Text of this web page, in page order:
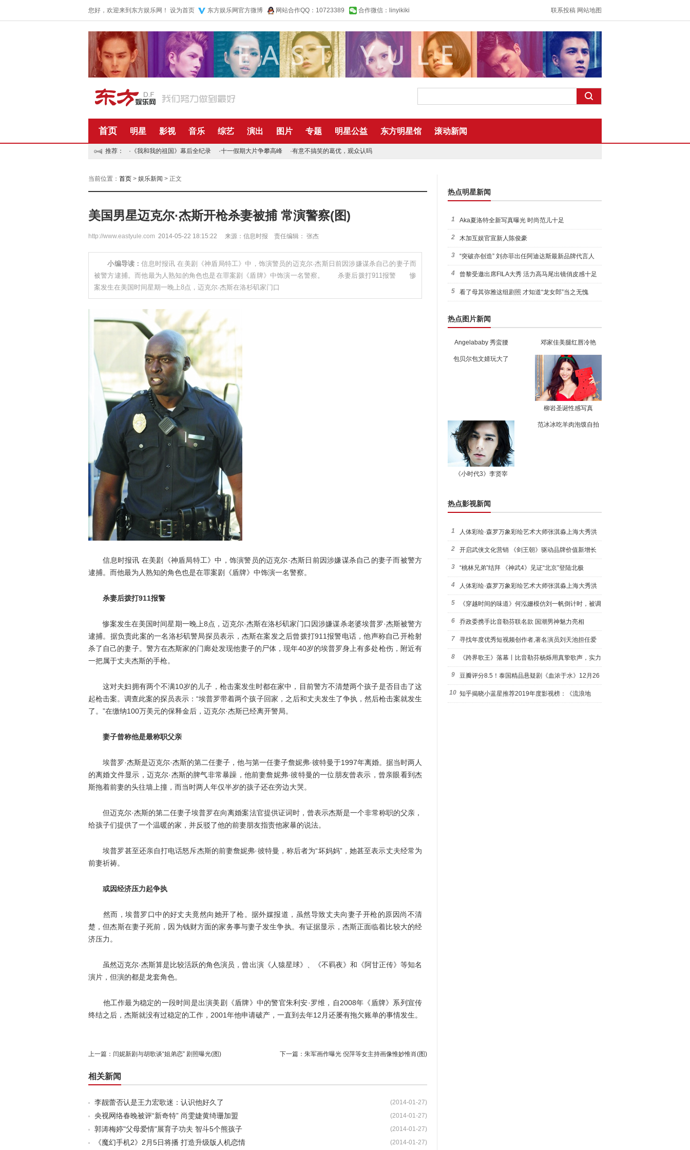
您好，欢迎来到东方娱乐网！ 设为首页 东方娱乐网官方微博 网站合作QQ：10723389 合作微信：linyikiki 联系投稿 网站地图
首页 明星 影视 音乐 综艺 演出 图片 专题 明星公益 东方明星馆 滚动新闻
推荐： · 《我和我的祖国》幕后全纪录 ·十一假期大片争攀高峰 ·有意不搞笑的葛优，观众认吗
当前位置： 首页 > 娱乐新闻 > 正文
美国男星迈克尔·杰斯开枪杀妻被捕 常演警察(图)
http://www.eastyule.com 2014-05-22 18:15:22 来源：信息时报 责任编辑： 张杰
小编导读：信息时报讯 在美剧《神盾局特工》中，饰演警员的迈克尔·杰斯日前因涉嫌谋杀自己的妻子而
被警方逮捕。而他最为人熟知的角色也是在罪案剧《盾牌》中饰演一名警察。 杀妻后拨打911报警 惨
案发生在美国时间星期一晚上8点，迈克尔·杰斯在洛杉矶家门口
信息时报讯 在美剧《神盾局特工》中，饰演警员的迈克尔·杰斯日前因涉嫌谋杀自己的妻子而被警方
逮捕。而他最为人熟知的角色也是在罪案剧《盾牌》中饰演一名警察。
杀妻后拨打911报警
惨案发生在美国时间星期一晚上8点，迈克尔·杰斯在洛杉矶家门口因涉嫌谋杀老婆埃普罗·杰斯被警方
逮捕。据负责此案的一名洛杉矶警局探员表示，杰斯在案发之后曾拨打911报警电话，他声称自己开枪射
杀了自己的妻子。警方在杰斯家的门廊处发现他妻子的尸体，现年40岁的埃普罗身上有多处枪伤，附近有
一把属于丈夫杰斯的手枪。
这对夫妇拥有两个不满10岁的儿子，枪击案发生时都在家中，目前警方不清楚两个孩子是否目击了这
起枪击案。调查此案的探员表示：“埃普罗带着两个孩子回家，之后和丈夫发生了争执，然后枪击案就发生
了。”在缴纳100万美元的保释金后，迈克尔·杰斯已经离开警局。
妻子曾称他是最称职父亲
埃普罗·杰斯是迈克尔·杰斯的第二任妻子，他与第一任妻子詹妮弗·彼特曼于1997年离婚。据当时两人
的离婚文件显示，迈克尔·杰斯的脾气非常暴躁，他前妻詹妮弗·彼特曼的一位朋友曾表示，曾亲眼看到杰
斯拖着前妻的头往墙上撞，而当时两人年仅半岁的孩子还在旁边大哭。
但迈克尔·杰斯的第二任妻子埃普罗在向离婚案法官提供证词时，曾表示杰斯是一个非常称职的父亲，
给孩子们提供了一个温暖的家，并反驳了他的前妻朋友指责他家暴的说法。
埃普罗甚至还亲自打电话怒斥杰斯的前妻詹妮弗·彼特曼，称后者为“坏妈妈”，她甚至表示丈夫经常为
前妻祈祷。
或因经济压力起争执
然而，埃普罗口中的好丈夫竟然向她开了枪。据外媒报道，虽然导致丈夫向妻子开枪的原因尚不清
楚，但杰斯在妻子死前，因为钱财方面的家务事与妻子发生争执。有证据显示，杰斯正面临着比较大的经
济压力。
虽然迈克尔·杰斯算是比较活跃的角色演员，曾出演《人猿星球》、《不羁夜》和《阿甘正传》等知名
演片，但演的都是龙套角色。
他工作最为稳定的一段时间是出演美剧《盾牌》中的警官朱利安·罗维，自2008年《盾牌》系列宣传
终结之后，杰斯就没有过稳定的工作，2001年他申请破产，一直到去年12月还屡有拖欠账单的事情发生。
上一篇： 闫妮新剧与胡歌谈“姐弟恋” 剧照曝光(图) 下一篇： 朱军画作曝光 倪萍等女主持画像惟妙惟肖(图)
相关新闻
(2014-01-27)
李靓蕾否认是王力宏歌迷：认识他好久了
(2014-01-27)
央视网络春晚被评“新奇特” 尚雯婕黄绮珊加盟
(2014-01-27)
郭涛梅婷"父母爱情"展育子功夫 智斗5个熊孩子
(2014-01-27)
《魔幻手机2》2月5日将播 打造升级版人机恋情
热点明星新闻
1 Aka夏洛特全新写真曝光 时尚范儿十足
2 木加互娱官宣新人陈俊豪
3 “突破亦创造” 刘亦菲出任阿迪达斯最新品牌代言人
引爆
4 曾黎受邀出席FILA大秀 活力高马尾出镜俏皮感十足
5 看了母其弥雅这组剧照 才知道“龙女郎”当之无愧
热点图片新闻
Angelababy 秀蛮腰 邓家佳美腿红唇冷艳
包贝尔包文婧玩大了
柳岩圣诞性感写真
《小时代3》李贤宰
范冰冰吃羊肉泡馍自拍
热点影视新闻
1 人体彩绘·森罗万象彩绘艺术大师张淇淼上海大秀洪
荒宇宙
2 开启武侠文化营销 《剑王朝》驱动品牌价值新增长
3 “桃林兄弟”结拜 《神武4》见证“北京”登陆北极
4 人体彩绘·森罗万象彩绘艺术大师张淇淼上海大秀洪
荒宇宙
5 《穿越时间的味道》何泓姗模仿刘一帆倒计时，被调
侃“学人
6 乔政委携手比音勒芬联名款 国潮男神魅力亮相
7 寻找年度优秀短视频创作者,著名演员刘天池担任爱
奇艺号"奇
8 《跨界歌王》落幕丨比音勒芬杨烁用真挚歌声，实力
圈粉!
9 豆瓣评分8.5！泰国精品悬疑剧《血浓于水》12月26
日西瓜视
10 知乎揭晓小蓝星推荐2019年度影视榜：《流浪地